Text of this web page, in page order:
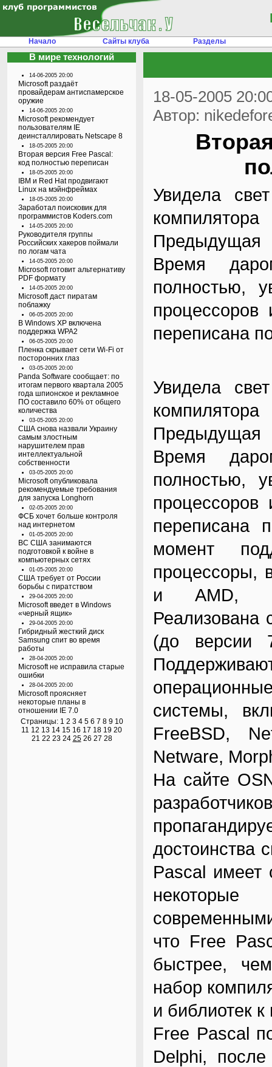
Начало Сайты клуба Разделы
В мире технологий
14-06-2005 20:00
Microsoft раздаёт
провайдерам антиспамерское
оружие
14-06-2005 20:00
Microsoft рекомендует
пользователям IE
деинсталлировать Netscape 8
18-05-2005 20:00
Вторая версия Free Pascal:
код полностью переписан
18-05-2005 20:00
IBM и Red Hat продвигают
Linux на мэйнфреймах
18-05-2005 20:00
Заработал поисковик для
программистов Koders.com
14-05-2005 20:00
Руководителя группы
Российских хакеров поймали
по логам чата
14-05-2005 20:00
Microsoft готовит альтернативу
PDF формату
14-05-2005 20:00
Microsoft даст пиратам
поблажку
06-05-2005 20:00
В Windows XP включена
поддержка WPA2
06-05-2005 20:00
Пленка скрывает сети Wi-Fi от
посторонних глаз
03-05-2005 20:00
Panda Software сообщает: по
итогам первого квартала 2005
года шпионское и рекламное
ПО составило 60% от общего
количества
03-05-2005 20:00
США снова назвали Украину
самым злостным
нарушителем прав
интеллектуальной
собственности
03-05-2005 20:00
Microsoft опубликовала
рекомендуемые требования
для запуска Longhorn
02-05-2005 20:00
ФСБ хочет больше контроля
над интернетом
01-05-2005 20:00
ВС США занимаются
подготовкой к войне в
компьютерных сетях
01-05-2005 20:00
США требует от России
борьбы с пиратством
29-04-2005 20:00
Microsoft введет в Windows
«черный ящик»
29-04-2005 20:00
Гибридный жесткий диск
Samsung спит во время
работы
28-04-2005 20:00
Microsoft не исправила старые
ошибки
28-04-2005 20:00
Microsoft проясняет
некоторые планы в
отношении IE 7.0
Страницы: 1 2 3 4 5 6 7 8 9 10
11 12 13 14 15 16 17 18 19 20
21 22 23 24 25 26 27 28
18-05-2005
Автор:
Увидела
Предыдущая
Время
полностью,
переписана
Увидела
Предыдущая
Время
полностью,
переписана
момент
процессоры,
и AMD,
Реализована
(до версии
системы,
FreeBSD,
Netware,
На сайте
достоинства
Pascal
что Free
быстрее,
набор
и библиотек
Free Pascal
Delphi,